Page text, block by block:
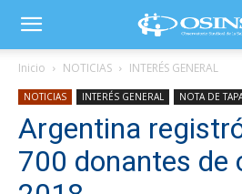
Inicio NOTICIAS INTERÉS GENERAL
NOTICIAS INTERÉS GENERAL NOTA DE
Argentina
700 donantes de